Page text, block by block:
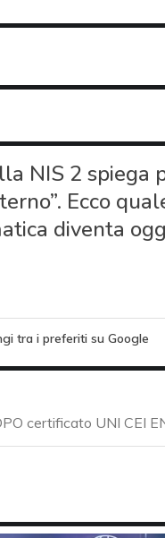
NIS 2 spiega
Ecco
diventa
tra i preferiti su Google
certificato UNI CEI